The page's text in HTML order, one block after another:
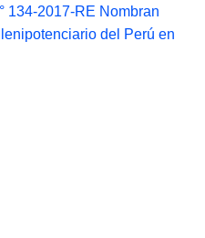
134-2017-RE Nombran
del Perú en